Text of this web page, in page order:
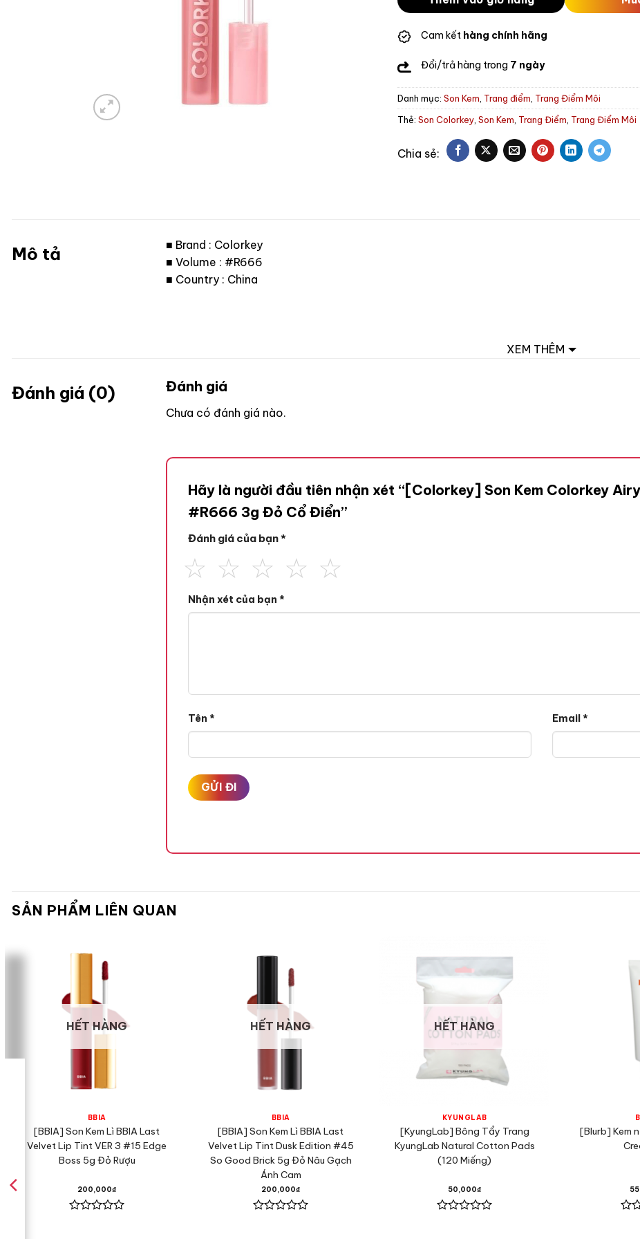
Cam kết hàng chính hãng
Đổi/trả hàng trong 7 ngày
Danh mục:Son Kem, Trang điểm, Trang Điểm Môi
Thẻ:Son Colorkey,Son Kem, Trang Điểm, Trang Điểm Môi
Mô tả
■ Brand : Colorkey
■ Volume : #R666
■ Country : China
XEM THÊM
Đánh giá (0) Đánh giá
Chưa có đánh giá nào.
Hãy là người đầu tiên nhận xét “[Colorkey] Son Kem Colorkey
#R666 3g Đỏ Cổ Điển”
Đánh giá của bạn*
Nhận xét của bạn*
Tên* Email *
SẢN PHẨM LIÊN QUAN
HẾT HÀNG
BBIA
[BBIA] Son Kem Lì BBIA Last
Velvet Lip Tint VER 3 #15 Edge
Boss 5g Đỏ Rượu
200,000₫
HẾT HÀNG
BBIA
[BBIA] Son Kem Lì BBIA Last
Velvet Lip Tint Dusk Edition #45
So Good Brick 5g Đỏ Nâu Gạch
Ánh Cam
200,000₫
HẾT HÀNG
KYUNGLAB
[KyungLab] Bông Tẩy Trang
KyungLab Natural Cotton Pads
(120 Miếng)
50,000₫
[Blurb] Kem